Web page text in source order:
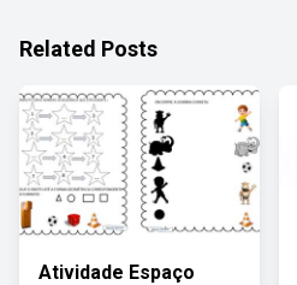
Related Posts
Atividade Espaço